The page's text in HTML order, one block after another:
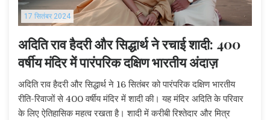
17 सितंबर 2024
अदिति राव हैदरी और सिद्धार्थ ने रचाई शादी: 400
वर्षीय मंदिर में पारंपरिक दक्षिण भारतीय अंदाज़
अदिति राव हैदरी और सिद्धार्थ ने 16 सितंबर को पारंपरिक दक्षिण भारतीय
रीति-रिवाजों से 400 वर्षीय मंदिर में शादी की। यह मंदिर अदिति के परिवार
के लिए ऐतिहासिक महत्व रखता है। शादी में करीबी रिश्तेदार और मित्र